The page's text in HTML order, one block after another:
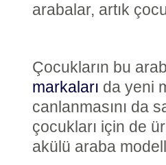
arabalar, artık
Çocukların bu
markaları da yeni
canlanmasını da
çocukları için de
akülü araba